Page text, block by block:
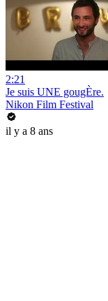
2:21
Je suis UNE gougÈre.
Nikon Film Festival
il y a 8 ans